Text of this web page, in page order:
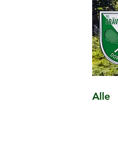
Alle